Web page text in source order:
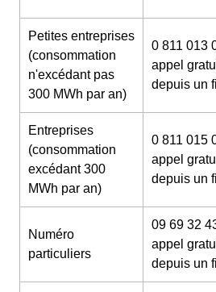
Petites entreprises
(consommation
n'excédant pas
300 MWh par an)
0 811 013
appel
depuis un
Entreprises
(consommation
excédant 300
MWh par an)
0 811 015
appel
depuis un
Numéro
particuliers
09 69 32
appel
depuis un